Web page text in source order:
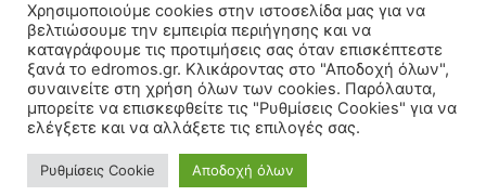
Εγγραφή συνδρομητή Πολιτική Διεθνή Κοινωνία
Πολιτισμός Αφιερώματα
© Δρόμος της Αριστεράς
Χρησιμοποιούμε cookies στην ιστοσελίδα μας για να
βελτιώσουμε την εμπειρία περιήγησης και να
καταγράφουμε τις προτιμήσεις σας όταν επισκέπτεστε
ξανά το edromos.gr. Κλικάροντας στο "Αποδοχή όλων",
συναινείτε στη χρήση όλων των cookies. Παρόλαυτα,
μπορείτε να επισκεφθείτε τις "Ρυθμίσεις Cookies" για να
ελέγξετε και να αλλάξετε τις επιλογές σας.
Ρυθμίσεις Cookie Αποδοχή όλων